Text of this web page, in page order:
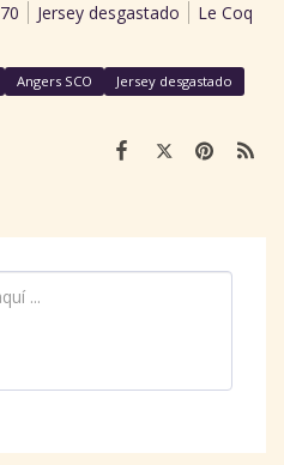
Jersey desgastado
Le Coq
Angers SCO
Jersey desgastado